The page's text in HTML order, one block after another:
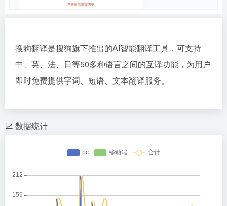
搜狗翻译是搜狗旗下推出的AI智能翻译工具，可支持
中、英、法、日等50多种语言之间的互译功能，为用户
即时免费提供字词、短语、文本翻译服务。
数据统计